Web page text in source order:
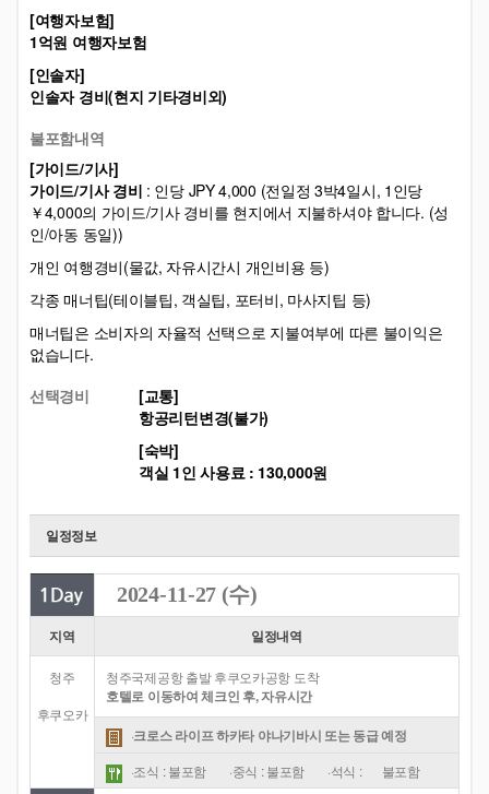
[여행자보험]
1억원 여행자보험
[인솔자]
인솔자 경비(현지 기타경비외)
불포함내역
[가이드/기사]
가이드/기사 경비 : 인당 JPY 4,000 (전일정 3박4일시, 1인당
￥4,000의 가이드/기사 경비를 현지에서 지불하셔야 합니다. (성
인/아동 동일))
개인 여행경비(물값, 자유시간시 개인비용 등)
각종 매너팁(테이블팁, 객실팁, 포터비, 마사지팁 등)
매너팁은 소비자의 자율적 선택으로 지불여부에 따른 불이익은
없습니다.
선택경비
[교통]
항공리턴변경(불가)
[숙박]
객실 1인 사용료 : 130,000원
일정정보
2024-11-27 (수)
지역 일정내역
청주
후쿠오카
청주국제공항 출발 후쿠오카공항 도착
호텔로 이동하여 체크인 후, 자유시간
·크로스 라이프 하카타 야나기바시 또는 동급 예정
·조식 : 불포함 ·중식 : 불포함 ·석식 : 불포함